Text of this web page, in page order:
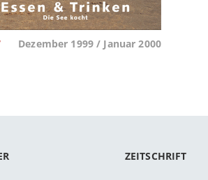
Dezember 1999 / Januar 2000
ZEITSCHRIFT